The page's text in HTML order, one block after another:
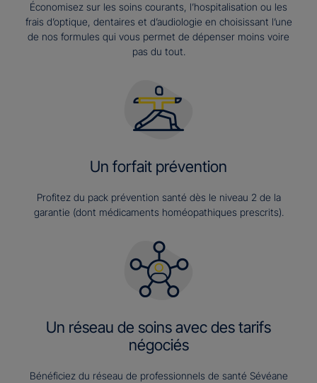
Économisez sur les soins courants, l’hospitalisation ou les
frais d’optique, dentaires et d’audiologie en choisissant l’une
de nos formules qui vous permet de dépenser moins voire
pas du tout.
Un forfait prévention
Profitez du pack prévention santé dès le niveau 2 de la
garantie (dont médicaments homéopathiques prescrits).
Un réseau de soins avec des tarifs
négociés
Bénéficiez du réseau de professionnels de santé Sévéane